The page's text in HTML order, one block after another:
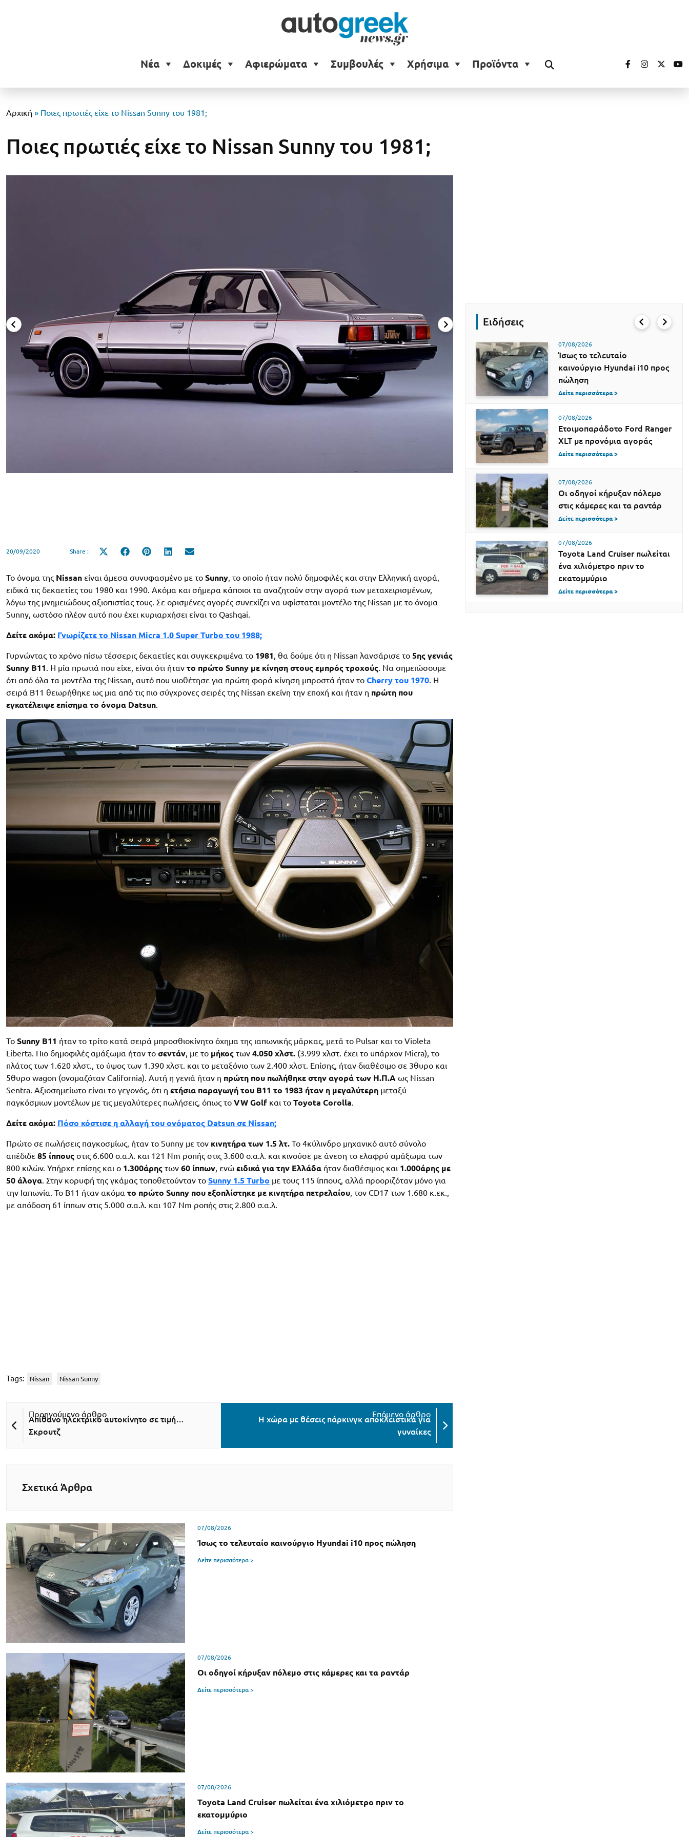
Νέα Δοκιμές Αφιερώματα Συμβουλές Χρήσιμα Προϊόντα
Αρχική » Ποιες πρωτιές είχε το Nissan Sunny του 1981;
Ποιες πρωτιές είχε το Nissan Sunny του 1981;
20/09/2020 Share :
Share
Share
Share
Share
Το όνομα της Nissan είναι άμεσα συνυφασμένο με το Sunny, το οποίο ήταν πολύ δημοφιλές και στην Ελληνική αγορά,
ειδικά τις δεκαετίες του 1980 και 1990. Ακόμα και σήμερα κάποιοι τα αναζητούν στην αγορά των μεταχειρισμένων,
λόγω της μνημειώδους αξιοπιστίας τους. Σε ορισμένες αγορές συνεχίζει να υφίσταται μοντέλο της Nissan με το όνομα
Sunny, ωστόσο πλέον αυτό που έχει κυριαρχήσει είναι το Qashqai.
Δείτε ακόμα: Γνωρίζετε το Nissan Micra 1.0 Super Turbo του 1988;
Γυρνώντας το χρόνο πίσω τέσσερις δεκαετίες και συγκεκριμένα το 1981, θα δούμε ότι η Nissan λανσάρισε το 5ης γενιάς
Sunny B11. Η μία πρωτιά που είχε, είναι ότι ήταν το πρώτο Sunny με κίνηση στους εμπρός τροχούς. Να σημειώσουμε
ότι από όλα τα μοντέλα της Nissan, αυτό που υιοθέτησε για πρώτη φορά κίνηση μπροστά ήταν το Cherry του 1970. Η
σειρά B11 θεωρήθηκε ως μια από τις πιο σύγχρονες σειρές της Nissan εκείνη την εποχή και ήταν η πρώτη που
εγκατέλειψε επίσημα το όνομα Datsun.
Το Sunny B11 ήταν το τρίτο κατά σειρά μπροσθιοκίνητο όχημα της ιαπωνικής μάρκας, μετά το Pulsar και το Violeta
Liberta. Πιο δημοφιλές αμάξωμα ήταν το σεντάν, με το μήκος των 4.050 χλστ. (3.999 χλστ. έχει το υπάρχον Micra), το
πλάτος των 1.620 χλστ., το ύψος των 1.390 χλστ. και το μεταξόνιο των 2.400 χλστ. Επίσης, ήταν διαθέσιμο σε 3θυρο και
5θυρο wagon (ονομαζόταν California). Αυτή η γενιά ήταν η πρώτη που πωλήθηκε στην αγορά των Η.Π.Α ως Nissan
Sentra. Αξιοσημείωτο είναι το γεγονός, ότι η ετήσια παραγωγή του B11 το 1983 ήταν η μεγαλύτερη μεταξύ
παγκόσμιων μοντέλων με τις μεγαλύτερες πωλήσεις, όπως το VW Golf και το Toyota Corolla.
Δείτε ακόμα: Πόσο κόστισε η αλλαγή του ονόματος Datsun σε Nissan;
Πρώτο σε πωλήσεις παγκοσμίως, ήταν το Sunny με τον κινητήρα των 1.5 λτ. Το 4κύλινδρο μηχανικό αυτό σύνολο
απέδιδε 85 ίππους στις 6.600 σ.α.λ. και 121 Nm ροπής στις 3.600 σ.α.λ. και κινούσε με άνεση το ελαφρύ αμάξωμα των
800 κιλών. Υπήρχε επίσης και ο 1.300άρης των 60 ίππων, ενώ ειδικά για την Ελλάδα ήταν διαθέσιμος και 1.000άρης με
50 άλογα. Στην κορυφή της γκάμας τοποθετούνταν το Sunny 1.5 Turbo με τους 115 ίππους, αλλά προοριζόταν μόνο για
την Ιαπωνία. Το B11 ήταν ακόμα το πρώτο Sunny που εξοπλίστηκε με κινητήρα πετρελαίου, τον CD17 των 1.680 κ.εκ.,
με απόδοση 61 ίππων στις 5.000 σ.α.λ. και 107 Nm ροπής στις 2.800 σ.α.λ.
Tags: Nissan Nissan Sunny
Απίθανο ηλεκτρικό αυτοκίνητο σε τιμή…
Σκρουτζ
Η χώρα με θέσεις πάρκινγκ αποκλειστικά για
γυναίκες
Σχετικά Άρθρα
07/08/2026
Ίσως το τελευταίο καινούργιο Hyundai i10 προς πώληση
Δείτε περισσότερα >
07/08/2026
Οι οδηγοί κήρυξαν πόλεμο στις κάμερες και τα ραντάρ
Δείτε περισσότερα >
07/08/2026
Toyota Land Cruiser πωλείται ένα χιλιόμετρο πριν το
εκατομμύριο
Δείτε περισσότερα >
Ειδήσεις
07/08/2026
Ίσως το τελευταίο
καινούργιο Hyundai i10 προς
πώληση
Δείτε περισσότερα >
07/08/2026
Ετοιμοπαράδοτο Ford Ranger
XLT με προνόμια αγοράς
Δείτε περισσότερα >
07/08/2026
Οι οδηγοί κήρυξαν πόλεμο
στις κάμερες και τα ραντάρ
Δείτε περισσότερα >
07/08/2026
Toyota Land Cruiser πωλείται
ένα χιλιόμετρο πριν το
εκατομμύριο
Δείτε περισσότερα >